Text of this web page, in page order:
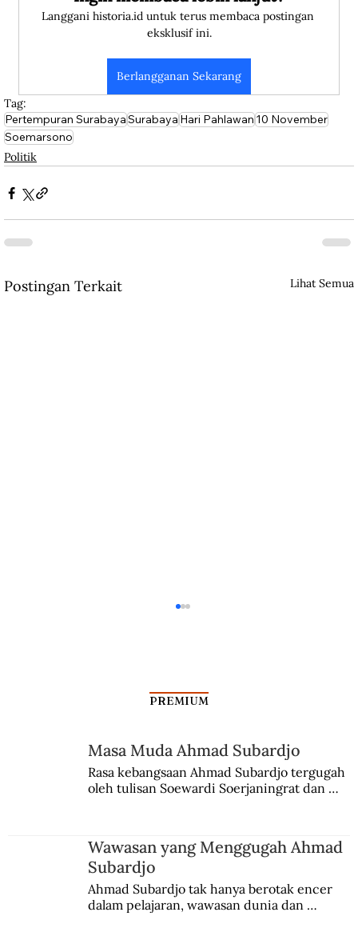
Langgani historia.id untuk terus membaca postingan
eksklusif ini.
Berlangganan Sekarang
Tag:
Pertempuran SurabayaSurabayaHari Pahlawan10 November
Soemarsono
Politik
Postingan Terkait Lihat Semua
Kabinet Bayangan Tan Malaka
PREMIUM
Masa Muda Ahmad Subardjo
Rasa kebangsaan Ahmad Subardjo tergugah
oleh tulisan Soewardi Soerjaningrat dan
Wawasan yang Menggugah Ahmad
Subardjo
Ahmad Subardjo tak hanya berotak encer
dalam pelajaran, wawasan dunia dan